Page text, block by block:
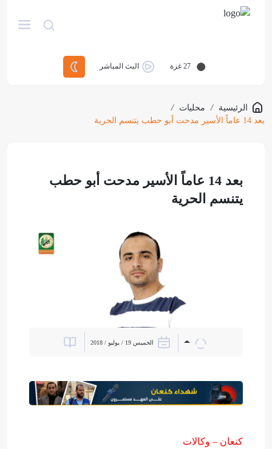
27 غزة البث المباشر
الرئيسية / محليات
/
بعد 14 عاماً الأسير مدحت أبو حطب يتنسم الحرية
بعد 14 عاماً الأسير مدحت أبو حطب
يتنسم الحرية
الخميس 19 / يوليو / 2018
كنعان – وكالات